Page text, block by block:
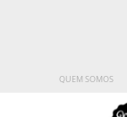
QUEM SOMOS